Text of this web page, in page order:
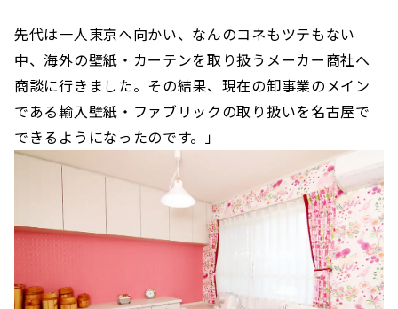
先代は一人東京へ向かい、なんのコネもツテもない
中、海外の壁紙・カーテンを取り扱うメーカー商社へ
商談に行きました。その結果、現在の卸事業のメイン
である輸入壁紙・ファブリックの取り扱いを名古屋で
できるようになったのです。」